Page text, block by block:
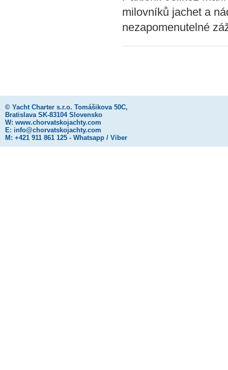
milovníků jachet a
nezapomenutelné
© Yacht Charter s.r.o. Tomášikova 50C,
Bratislava SK-83104 Slovensko
W: www.chorvatskojachty.com
E: info@chorvatskojachty.com
M: +421 911 861 125 - Whatsapp / Viber